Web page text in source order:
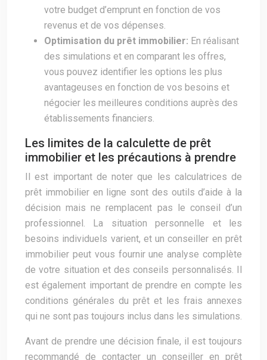
votre budget d’emprunt en fonction de vos
revenus et de vos dépenses.
Optimisation du prêt immobilier: En réalisant
des simulations et en comparant les offres,
vous pouvez identifier les options les plus
avantageuses en fonction de vos besoins et
négocier les meilleures conditions auprès des
établissements financiers.
Les limites de la calculette de prêt
immobilier et les précautions à prendre
Il est important de noter que les calculatrices de
prêt immobilier en ligne sont des outils d’aide à la
décision mais ne remplacent pas le conseil d’un
professionnel. La situation personnelle et les
besoins individuels varient, et un conseiller en prêt
immobilier peut vous fournir une analyse complète
de votre situation et des conseils personnalisés. Il
est également important de prendre en compte les
conditions générales du prêt et les frais annexes
qui ne sont pas toujours inclus dans les simulations.
Avant de prendre une décision finale, il est toujours
recommandé de contacter un conseiller en prêt